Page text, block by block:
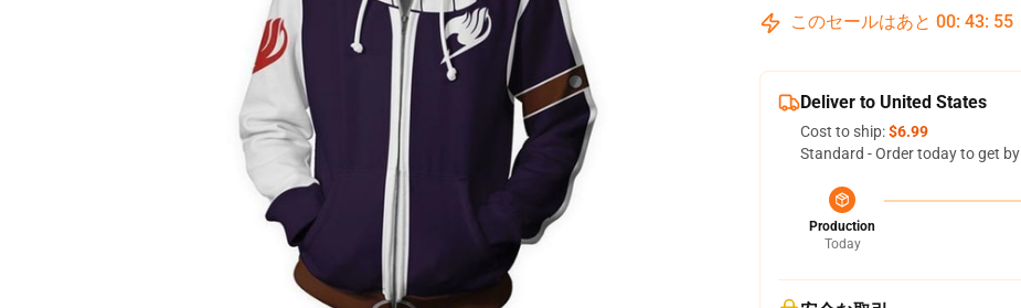
このセールはあと 00: 43: 54
Deliver to United States
Cost to ship:$6.99
Standard - Order today to get by
Production
Today